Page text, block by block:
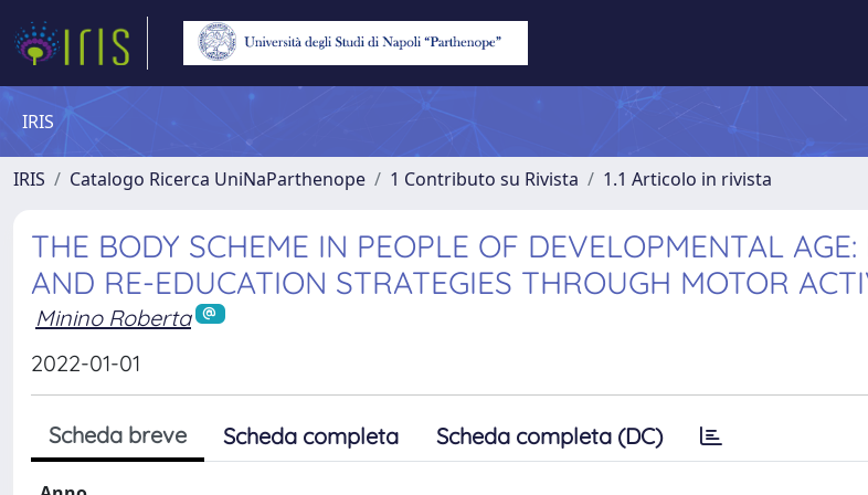
IRIS
IRIS Catalogo Ricerca UniNaParthenope 1 Contributo su Rivista 1.1 Articolo in rivista
THE BODY SCHEME IN PEOPLE OF DEVELOPMENTAL AGE:
AND RE-EDUCATION STRATEGIES THROUGH MOTOR
Minino Roberta
2022-01-01
Scheda breve Scheda completa Scheda completa (DC)